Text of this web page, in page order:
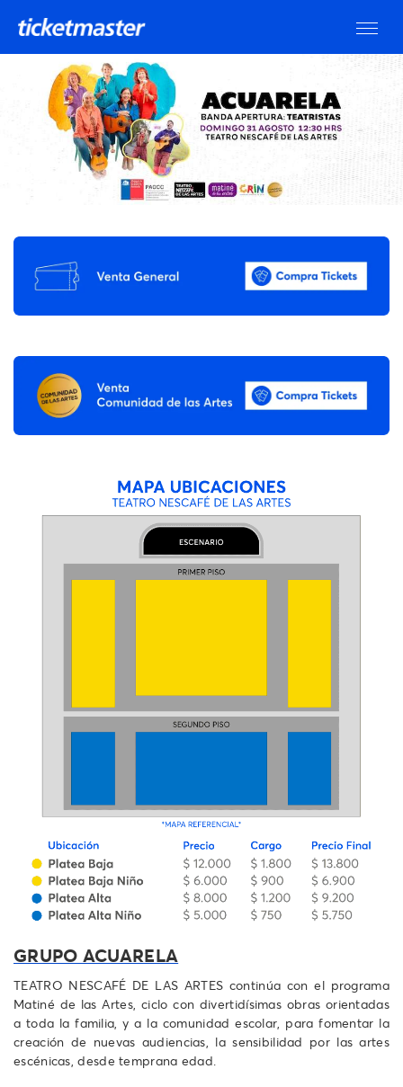
GRUPO ACUARELA
TEATRO NESCAFÉ DE LAS ARTES continúa con el programa
Matiné de las Artes, ciclo con divertidísimas obras orientadas
a toda la familia, y a la comunidad escolar, para fomentar la
creación de nuevas audiencias, la sensibilidad por las artes
escénicas, desde temprana edad.